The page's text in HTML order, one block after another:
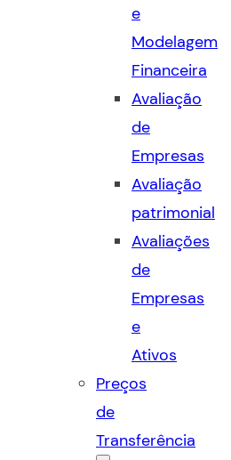
e
Modelagem
Financeira
Avaliação
de
Empresas
Avaliação
patrimonial
Avaliações
de
Empresas
e
Ativos
Preços
de
Transferência